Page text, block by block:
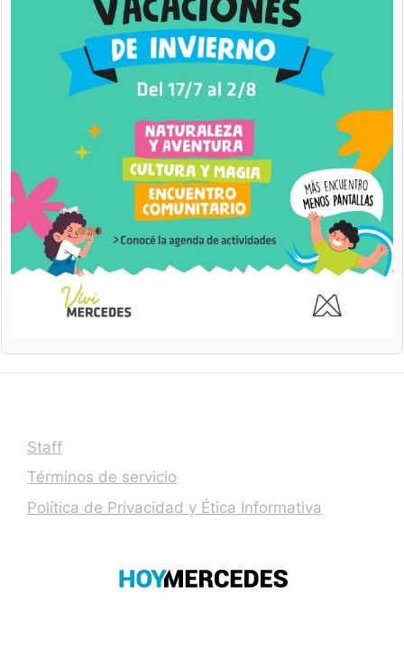
Staff
Términos de servicio
Política de Privacidad y Ética Informativa